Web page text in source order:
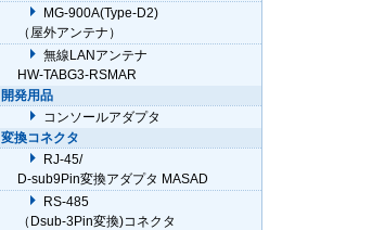
MG-900A(Type-D2)
（屋外アンテナ）
無線LANアンテナ
HW-TABG3-RSMAR
開発用品
コンソールアダプタ
変換コネクタ
RJ-45/
D-sub9Pin変換アダプタ MASAD
RS-485
（Dsub-3Pin変換)コネクタ